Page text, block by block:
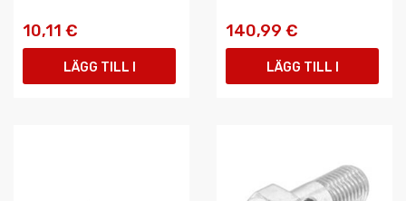
10,11 €
LÄGG TILL I
140,99 €
LÄGG TILL I